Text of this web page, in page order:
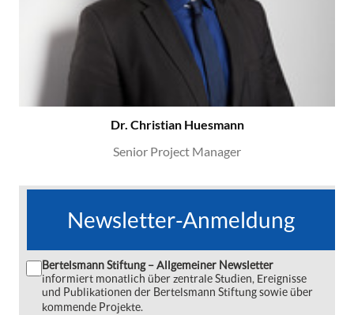
Dr. Christian Huesmann
Senior Project Manager
Newsletter-Anmeldung
Bertelsmann Stiftung – Allgemeiner Newsletter
informiert monatlich über zentrale Studien, Ereignisse
und Publikationen der Bertelsmann Stiftung sowie über
kommende Projekte.